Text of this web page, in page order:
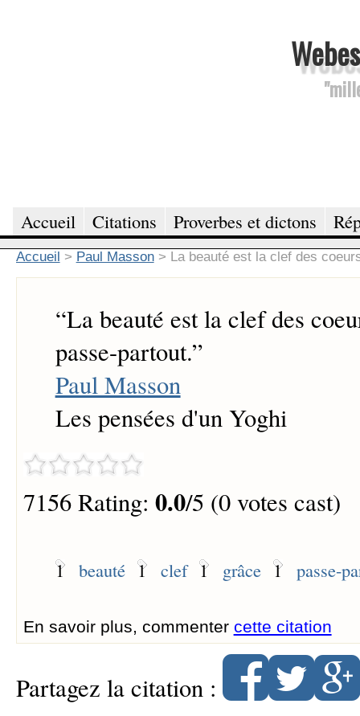
Accueil Citations Proverbes et dictons
Accueil > Paul Masson > La beauté est la clef des
“La beauté est la clef des
passe-partout.”
Paul Masson
Les pensées d'un Yoghi
7156 Rating: 0.0/5 (0 votes cast)
1 beauté 1 clef 1 grâce 1 passe-
En savoir plus, commenter cette citation
Partagez la citation :